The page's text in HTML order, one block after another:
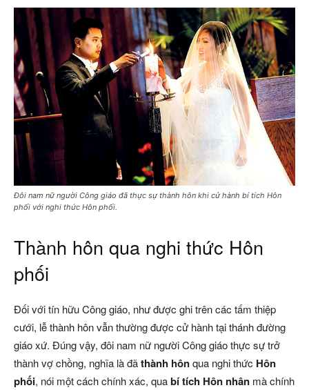
Đôi nam nữ người Công giáo đã thực sự thành hôn khi cử hành bí tích Hôn
phối với nghi thức Hôn phối.
Thành hôn qua nghi thức Hôn
phối
Đối với tín hữu Công giáo, như được ghi trên các tấm thiệp
cưới, lễ thành hôn vẫn thường được cử hành tại thánh đường
giáo xứ. Đúng vậy, đôi nam nữ người Công giáo thực sự trở
thành vợ chồng, nghĩa là đãthành hônqua nghi thức Hôn
phối, nói một cách chính xác, quabí tích Hôn nhân mà chính